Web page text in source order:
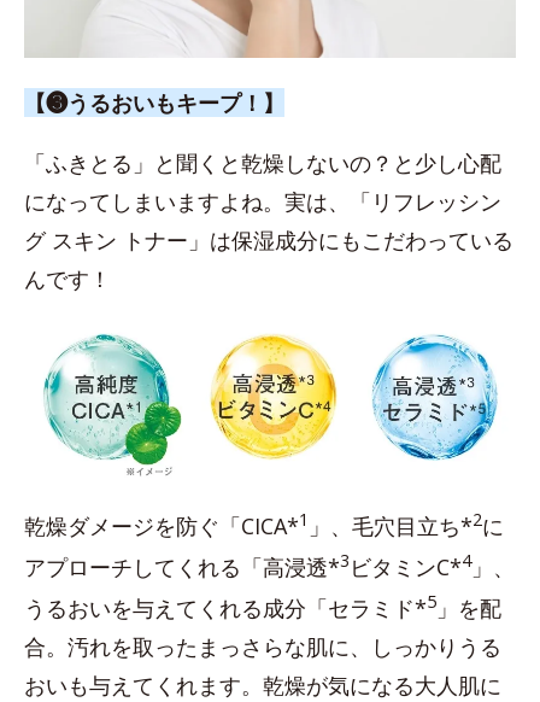
【❸うるおいもキープ！】
「ふきとる」と聞くと乾燥しないの？と少し心配
になってしまいますよね。実は、「リフレッシン
グ スキン トナー」は保湿成分にもこだわっている
んです！
乾燥ダメージを防ぐ「CICA*1 」、毛穴目立ち*2に
アプローチしてくれる「高浸透*3 ビタミンC*4」、
うるおいを与えてくれる成分「セラミド*5 」を配
合。汚れを取ったまっさらな肌に、しっかりうる
おいも与えてくれます。乾燥が気になる大人肌に